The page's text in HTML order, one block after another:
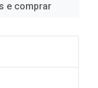
e comprar